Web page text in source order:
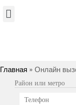
Главная » Онлайн